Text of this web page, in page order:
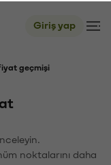
Giriş yap
geçmişi
noktalarını daha